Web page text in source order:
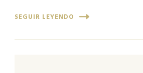
SEGUIR LEYENDO